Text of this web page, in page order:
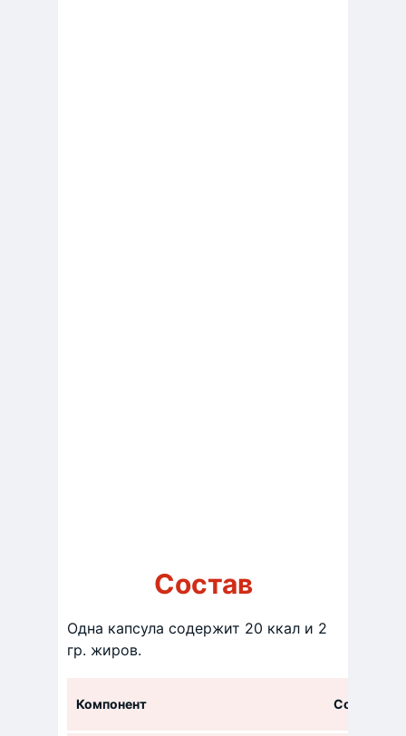
Состав
Одна капсула содержит 20 ккал и 2
гр. жиров.
Компонент